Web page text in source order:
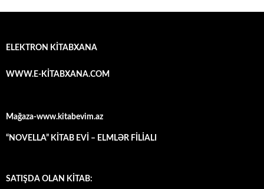
ELEKTRON KİTABXANA
WWW.E-KİTABXANA.COM
Mağaza-www.kitabevim.az
“NOVELLA” KİTAB EVİ – ELMLƏR FİLİALI
SATIŞDA OLAN KİTAB: